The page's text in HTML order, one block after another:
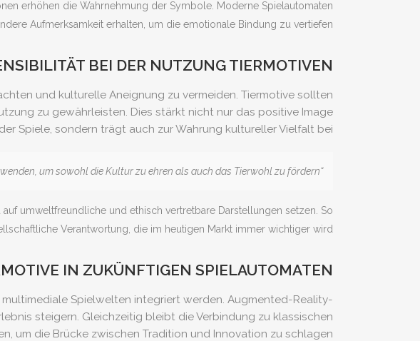
erhöhen die Wahrnehmung der Symbole. Moderne Spielautomaten
Aufmerksamkeit erhalten, um die emotionale Bindung zu vertiefen.
BEI DER NUTZUNG TIERMOTIVEN
und kulturelle Aneignung zu vermeiden. Tiermotive sollten
zu gewährleisten. Dies stärkt nicht nur das positive Image
der Spiele, sondern trägt auch zur Wahrung kultureller Vielfalt bei.
“Verantwortungsvolles Design bedeutet, Tiermotive mit Respekt und Sensibilität zu verwenden, um sowohl die Kultur zu ehren als auch das Tierwohl zu fördern.”
umweltfreundliche und ethisch vertretbare Darstellungen setzen. So
Verantwortung, die im heutigen Markt immer wichtiger wird.
IN ZUKÜNFTIGEN SPIELAUTOMATEN
Spielwelten integriert werden. Augmented-Reality-
steigern. Gleichzeitig bleibt die Verbindung zu klassischen
um die Brücke zwischen Tradition und Innovation zu schlagen.